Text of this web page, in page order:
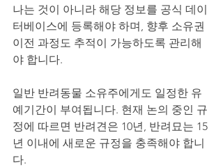
나는 것이 아니라 해당 정보를 공식 데이
터베이스에 등록해야 하며, 향후 소유권
이전 과정도 추적이 가능하도록 관리해
야 합니다.
일반 반려동물 소유주에게도 일정한 유
예기간이 부여됩니다. 현재 논의 중인 규
정에 따르면 반려견은 10년, 반려묘는 15
년 이내에 새로운 규정을 충족해야 합니
다.